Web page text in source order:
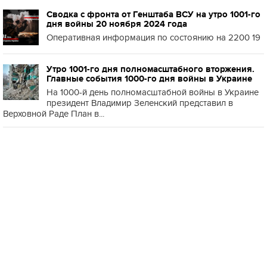
Сводка с фронта от Генштаба ВСУ на утро 1001-го
дня войны 20 ноября 2024 года
Оперативная информация по состоянию на 2200 19
Утро 1001-го дня полномасштабного вторжения.
Главные события 1000-го дня войны в Украине
На 1000-й день полномасштабной войны в Украине
президент Владимир Зеленский представил в
Верховной Раде План в...